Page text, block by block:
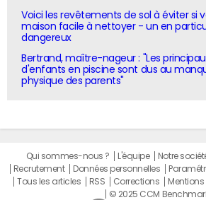
Voici les revêtements de sol à éviter si
maison facile à nettoyer - un en
dangereux
Bertrand, maître-nageur : "Les
d'enfants en piscine sont dus au
physique des parents"
Qui sommes-nous ? L'équipe Notre
Recrutement
Données personnelles
Tous les articles
RSS Corrections
© 2025 CCM